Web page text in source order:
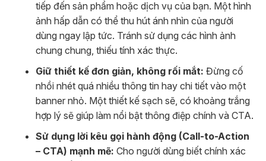
tiếp đến sản phẩm hoặc dịch vụ của bạn. Một hình
ảnh hấp dẫn có thể thu hút ánh nhìn của người
dùng ngay lập tức. Tránh sử dụng các hình ảnh
chung chung, thiếu tính xác thực.
Giữ thiết kế đơn giản, không rối mắt: Đừng cố
nhồi nhét quá nhiều thông tin hay chi tiết vào một
banner nhỏ. Một thiết kế sạch sẽ, có khoảng trắng
hợp lý sẽ giúp làm nổi bật thông điệp chính và CTA.
Sử dụng lời kêu gọi hành động (Call-to-Action
– CTA) mạnh mẽ: Cho người dùng biết chính xác